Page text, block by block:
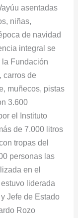
asentadas
niñas,
de navidad
integral se
la Fundación
carros de
muñecos, pistas
3.600
el Instituto
de 7.000 litros
tropas del
personas las
en el
liderada
Jefe de Estado
Rozo